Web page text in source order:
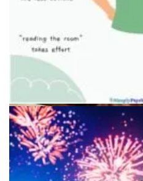
Графики и планирование для
Счастливый человек,